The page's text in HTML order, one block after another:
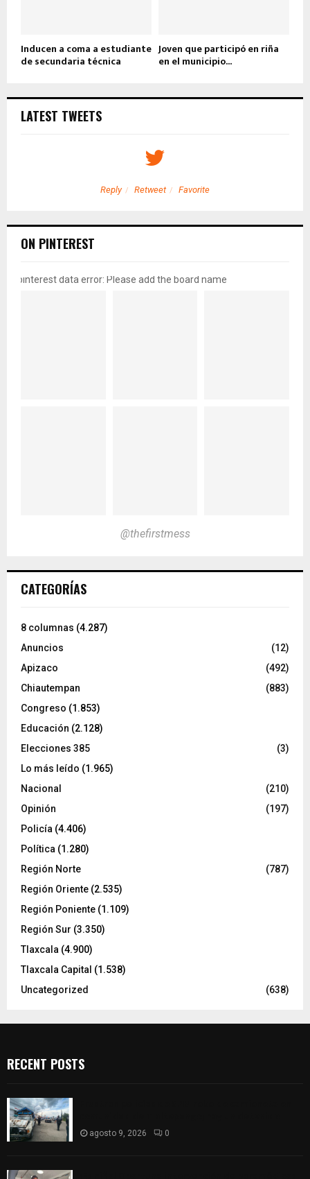
Inducen a coma a estudiante
de secundaria técnica
Joven que participó en riña
en el municipio...
LATEST TWEETS
Reply Retweet Favorite
ON PINTEREST
pinterest data error: Please add the board name
@thefirstmess
CATEGORÍAS
8 columnas (4.287)
Anuncios
(12)
Apizaco
(492)
Chiautempan
(883)
Congreso (1.853)
Educación (2.128)
Elecciones 385
(3)
Lo más leído (1.965)
Nacional
(210)
Opinión
(197)
Policía (4.406)
Política (1.280)
Región Norte
(787)
Región Oriente (2.535)
Región Poniente (1.109)
Región Sur (3.350)
Tlaxcala (4.900)
Tlaxcala Capital (1.538)
Uncategorized
(638)
RECENT POSTS
agosto 9, 2026 0